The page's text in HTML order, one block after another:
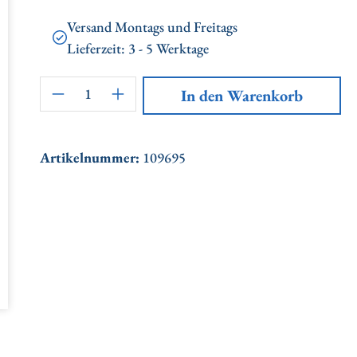
Versand Montags und Freitags
Lieferzeit: 3 - 5 Werktage
Artikel Anzahl: Gib den
In den Warenkorb
Artikelnummer: 109695